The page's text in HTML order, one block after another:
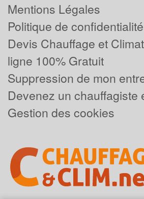
Mentions Légales
Politique de confidentialité
Devis Chauffage et
ligne 100% Gratuit
Suppression de mon
Devenez un chauffagiste
Gestion des cookies